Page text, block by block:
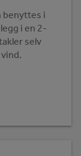
benyttes i
i en 2-
selv